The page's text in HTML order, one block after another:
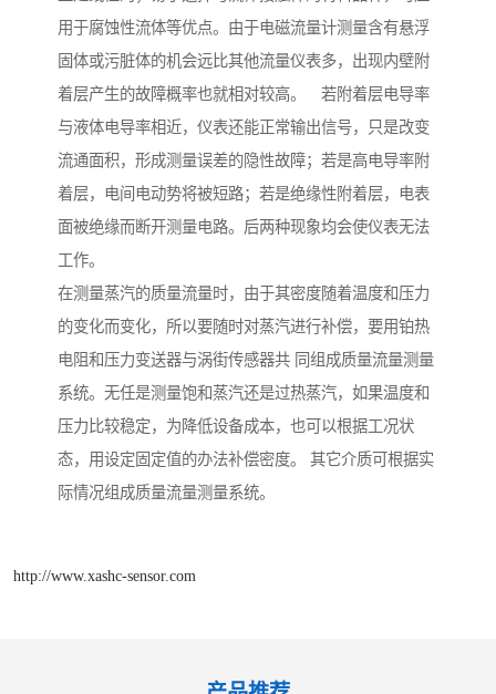
用于腐蚀性流体等优点。由于电磁流量计测量含有悬浮
固体或污脏体的机会远比其他流量仪表多，出现内壁附
着层产生的故障概率也就相对较高。 若附着层电导率
与液体电导率相近，仪表还能正常输出信号，只是改变
流通面积，形成测量误差的隐性故障；若是高电导率附
着层，电间电动势将被短路；若是绝缘性附着层，电表
面被绝缘而断开测量电路。后两种现象均会使仪表无法
工作。
在测量蒸汽的质量流量时，由于其密度随着温度和压力
的变化而变化，所以要随时对蒸汽进行补偿，要用铂热
电阻和压力变送器与涡街传感器共 同组成质量流量测量
系统。无任是测量饱和蒸汽还是过热蒸汽，如果温度和
压力比较稳定，为降低设备成本，也可以根据工况状
态，用设定固定值的办法补偿密度。 其它介质可根据实
际情况组成质量流量测量系统。
http://www.xashc-sensor.com